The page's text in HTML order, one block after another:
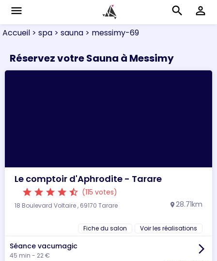
menu search perm_identity
Accueil > spa > sauna > messimy-69
Réservez votre Sauna à Messimy
Le comptoir d'Aphrodite - Tarare
star star star star star_half (115 votes)
18 Boulevard Voltaire , 69170 Tarare location_on 28.71km
Fiche du salon Voir les réalisations
Séance vacumagic
45 min - 22 €
arrow_forward_ios